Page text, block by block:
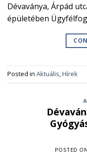
Dévaványa, Árpád
épületében
Posted in Aktuális,Hírek
POSTED ON